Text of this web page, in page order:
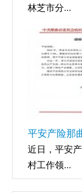
林芝市分...
平安产险那
近日，平安
村工作领...